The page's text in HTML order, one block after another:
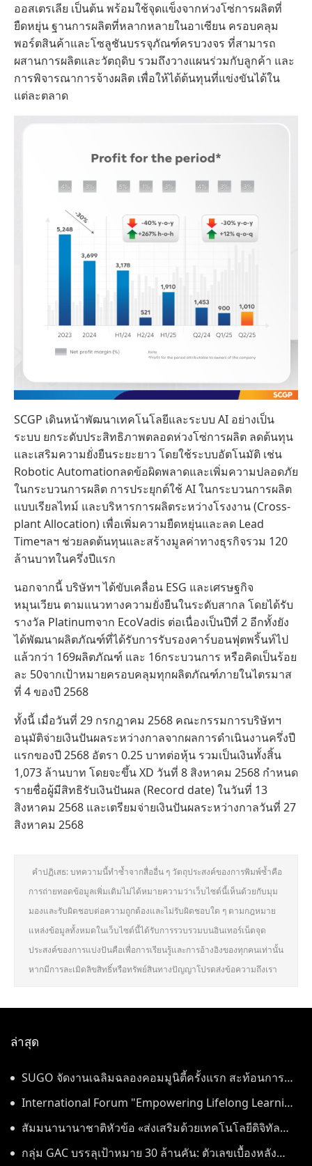
ออสเตรเลีย เป็นต้น พร้อมใช้จุดแข็งจากห่วงโซ่การผลิตที่
ยืดหยุ่น ฐานการผลิตที่หลากหลายในอาเซียน ครอบคลุม
พอร์ตสินค้าและโซลูชันบรรจุภัณฑ์ครบวงจร ที่สามารถ
ผสานการผลิตและวัตถุดิบ รวมถึงวางแผนร่วมกับลูกค้า และ
การพิจารณาการจ้างผลิต เพื่อให้ได้ต้นทุนที่แข่งขันได้ใน
แต่ละตลาด
SCGP เดินหน้าพัฒนาเทคโนโลยีและระบบ AI อย่างเป็น
ระบบ ยกระดับประสิทธิภาพตลอดห่วงโซ่การผลิต ลดต้นทุน
และเสริมความยั่งยืนระยะยาว โดยใช้ระบบอัตโนมัติ เช่น
Robotic Automationลดข้อผิดพลาดและเพิ่มความปลอดภัย
ในกระบวนการผลิต การประยุกต์ใช้ AI ในกระบวนการผลิต
แบบเรียลไทม์ และบริหารการผลิตระหว่างโรงงาน (Cross-
plant Allocation) เพื่อเพิ่มความยืดหยุ่นและลด Lead
Timeฯลฯ ช่วยลดต้นทุนและสร้างมูลค่าทางธุรกิจรวม 120
ล้านบาทในครึ่งปีแรก
นอกจากนี้ บริษัทฯ ได้ขับเคลื่อน ESG และเศรษฐกิจ
หมุนเวียน ตามแนวทางความยั่งยืนในระดับสากล โดยได้รับ
รางวัล Platinumจาก EcoVadis ต่อเนื่องเป็นปีที่ 2 อีกทั้งยัง
ได้พัฒนาผลิตภัณฑ์ที่ได้รับการรับรองคาร์บอนฟุตพริ้นท์ไป
แล้วกว่า 169ผลิตภัณฑ์ และ 16กระบวนการ หรือคิดเป็นร้อย
ละ 50จากเป้าหมายครอบคลุมทุกผลิตภัณฑ์ภายในไตรมาส
ที่ 4 ของปี 2568
ทั้งนี้ เมื่อวันที่ 29 กรกฎาคม 2568 คณะกรรมการบริษัทฯ
อนุมัติจ่ายเงินปันผลระหว่างกาลจากผลการดำเนินงานครึ่งปี
แรกของปี 2568 อัตรา 0.25 บาทต่อหุ้น รวมเป็นเงินทั้งสิ้น
1,073 ล้านบาท โดยจะขึ้น XD วันที่ 8 สิงหาคม 2568 กำหนด
รายชื่อผู้มีสิทธิรับเงินปันผล (Record date) ในวันที่ 13
สิงหาคม 2568 และเตรียมจ่ายเงินปันผลระหว่างกาลวันที่ 27
สิงหาคม 2568
คำปฏิเสธ: บทความนี้ทำซ้ำจากสื่ออื่น ๆ วัตถุประสงค์ของการพิมพ์ซ้ำคือ
การถ่ายทอดข้อมูลเพิ่มเติมไม่ได้หมายความว่าเว็บไซต์นี้เห็นด้วยกับมุม
มองและรับผิดชอบต่อความถูกต้องและไม่รับผิดชอบใด ๆ ตามกฎหมาย
แหล่งข้อมูลทั้งหมดในเว็บไซต์นี้ได้รับการรวบรวมบนอินเทอร์เน็ตจุด
ประสงค์ของการแบ่งปันคือเพื่อการเรียนรู้และการอ้างอิงของทุกคนเท่านั้น
หากมีการละเมิดลิขสิทธิ์หรือทรัพย์สินทางปัญญาโปรดส่งข้อความถึงเรา
ล่าสุด
SUGO จัดงานเฉลิมฉลองคอมมูนิตี้ครั้งแรก สะท้อนการ
เติบโตอย่างต่อเนื่องในประเทศไทย
International Forum "Empowering Lifelong Learning
Through Digital Intelligence – Building a New
Ecosystem for Human Lifelong Learning" Convenes
สัมมนานานาชาติหัวข้อ «ส่งเสริมด้วยเทคโนโลยีดิจิทัล
อัจฉริยะ เรียนรู้ตลอดชีวิต – สร้างระบบนิเวศใหม่แห่งการ
กลุ่ม GAC บรรลุเป้าหมาย 30 ล้านคัน: ตัวเลขเบื้องหลัง